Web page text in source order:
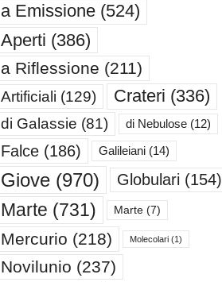
a Emissione(524)
Aperti (386)
a Riflessione (211)
Artificiali (129) Crateri (336)
di Galassie (81) di Nebulose(12)
Falce(186) Galileiani(14)
Giove(970) Globulari (154)
Marte (731) Marte(7)
Mercurio (218) Molecolari(1)
Novilunio (237)